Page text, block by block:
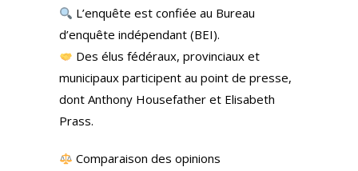
L’enquête est confiée au Bureau
d’enquête indépendant (BEI).
Des élus fédéraux, provinciaux et
municipaux participent au point de presse,
dont Anthony Housefather et Elisabeth
Prass.
Comparaison des opinions